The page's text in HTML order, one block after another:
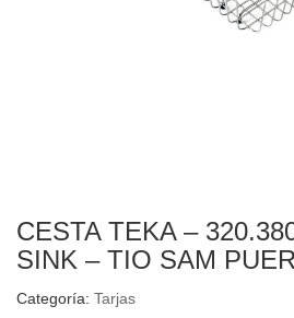
CESTA TEKA –
SINK – TIO SAM
Categoría: Tarjas